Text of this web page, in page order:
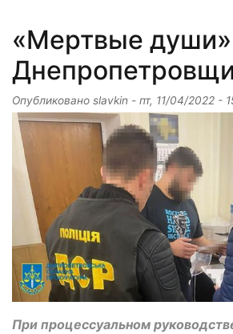
«Мертвые души»
Опубликовано slavkin - пт, 11/04/2022 -
При процессуальном